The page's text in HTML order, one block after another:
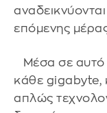
επόμενης
Μέσα σε αυτό
κάθε gigabyte,
απλώς